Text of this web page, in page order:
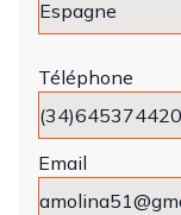
Téléphone
Email